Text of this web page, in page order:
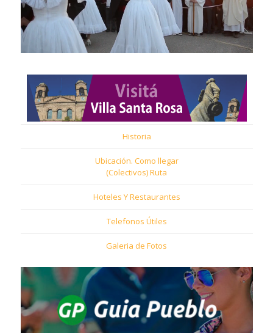
Historia
Ubicación. Como llegar
(Colectivos) Ruta
Hoteles Y Restaurantes
Telefonos Útiles
Galeria de Fotos